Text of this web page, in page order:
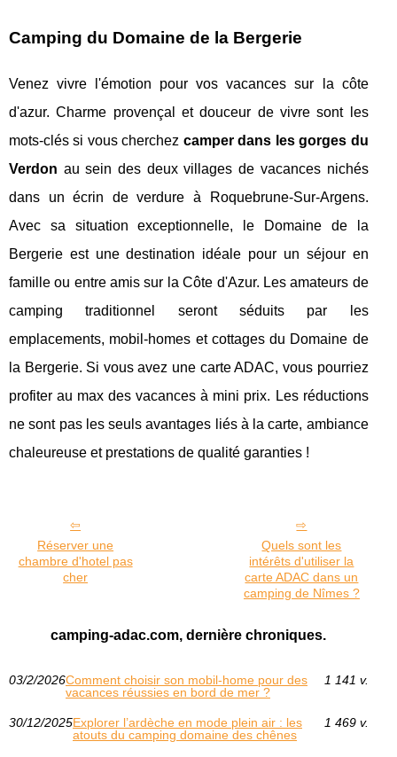
Camping du Domaine de la Bergerie
Venez vivre l'émotion pour vos vacances sur la côte
d'azur. Charme provençal et douceur de vivre sont les
mots-clés si vous cherchez camper dans les gorges du
Verdon au sein des deux villages de vacances nichés
dans un écrin de verdure à Roquebrune-Sur-Argens.
Avec sa situation exceptionnelle, le Domaine de la
Bergerie est une destination idéale pour un séjour en
famille ou entre amis sur la Côte d'Azur. Les amateurs de
camping traditionnel seront séduits par les
emplacements, mobil-homes et cottages du Domaine de
la Bergerie. Si vous avez une carte ADAC, vous pourriez
profiter au max des vacances à mini prix. Les réductions
ne sont pas les seuls avantages liés à la carte, ambiance
chaleureuse et prestations de qualité garanties !
Réserver une
chambre d'hotel pas
cher
Quels sont les
intérêts d'utiliser la
carte ADAC dans un
camping de Nîmes ?
camping-adac.com, dernière chroniques.
03/2/2026Comment choisir son mobil-home pour des
vacances réussies en bord de mer ?
1 141 v.
30/12/2025Explorer l’ardèche en mode plein air : les
atouts du camping domaine des chênes
1 469 v.